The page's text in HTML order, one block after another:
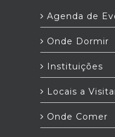
Agenda de
Onde Dormir
Instituições
Locais a
Onde Comer